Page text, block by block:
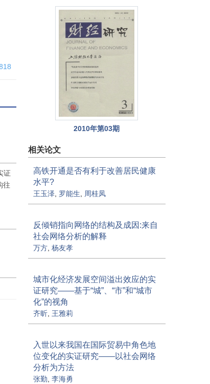
证
往
2010年第03期
相关论文
高铁开通是否有利于改善居民健康
水平?
王玉泽, 罗能生 周桂凤
反倾销指向网络的结构及成因:来自
社会网络分析的解释
万方, 杨友孝
城市化经济发展空间溢出效应的实
证研究——基于“城”、“市”和“城市
化”的视角
齐昕, 王雅莉
入世以来我国在国际贸易中角色地
位变化的实证研究——以社会网络
分析为方法
张勤 李海勇